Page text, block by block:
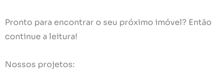
Pronto para encontrar o seu próximo imóvel? Então
continue a leitura!
Nossos projetos: